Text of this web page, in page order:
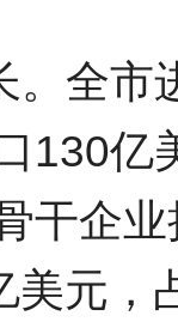
。全市
130亿
干企
美元，